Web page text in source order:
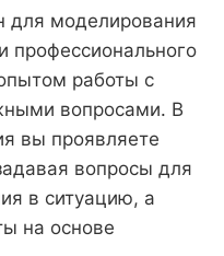
для моделирования
профессионального
работы с
вопросами. В
вы проявляете
вопросы для
в ситуацию, а
на основе